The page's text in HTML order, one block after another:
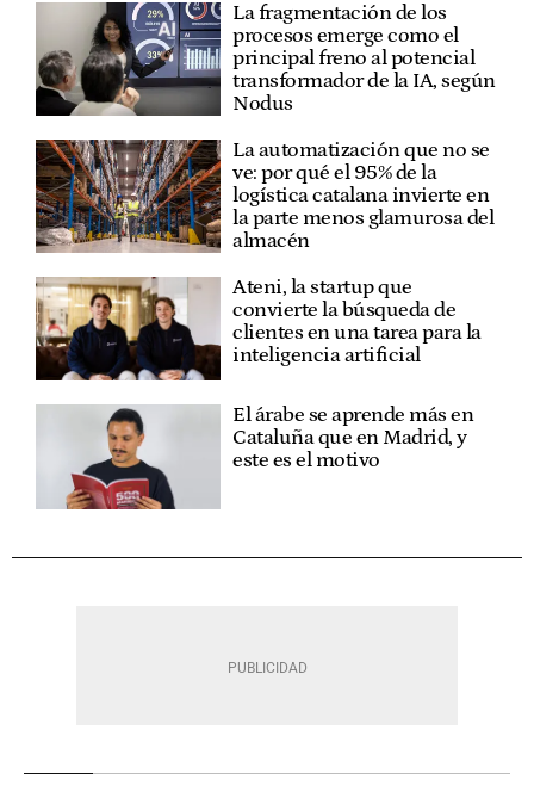
La fragmentación de los
procesos emerge como el
principal freno al potencial
transformador de la IA, según
Nodus
La automatización que no se
ve: por qué el 95% de la
logística catalana invierte en
la parte menos glamurosa del
almacén
Ateni, la startup que
convierte la búsqueda de
clientes en una tarea para la
inteligencia artificial
El árabe se aprende más en
Cataluña que en Madrid, y
este es el motivo